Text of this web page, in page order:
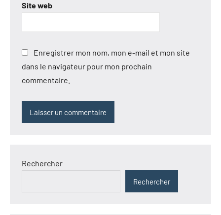
Site web
Enregistrer mon nom, mon e-mail et mon site
dans le navigateur pour mon prochain
commentaire.
Rechercher
Rechercher